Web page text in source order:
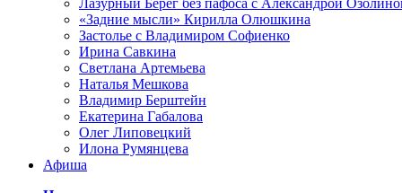
«Задние мысли» Кирилла Олюшкина
Застолье с Владимиром Софиенко
Ирина Савкина
Светлана Артемьева
Наталья Мешкова
Владимир Берштейн
Екатерина Габалова
Олег Липовецкий
Илона Румянцева
Афиша